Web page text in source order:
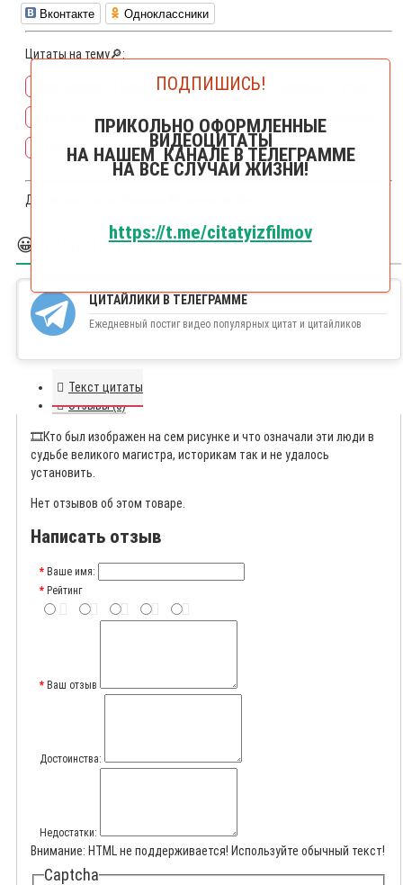
Вконтакте Одноклассники
Цитаты на тему🔎:
Григорий Горин толстой
воспоминания живопись художник
история амнезия фотография рисунок историки
Другие цитаты из фильма
😀 БОЛЬШЕ ЦИТАЙЛИКОВ
ЦИТАЙЛИКИ В ТЕЛЕГРАММЕ
Ежедневный постиг видео популярных цитат и цитайликов
Текст цитаты
Отзывы (0)
🎞️Кто был изображен на сем рисунке и что означали эти люди в
судьбе великого магистра, историкам так и не удалось
установить.
Нет отзывов об этом товаре.
Написать отзыв
Ваше имя:
Рейтинг
Ваш отзыв
Достоинства:
Недостатки:
Внимание: HTML не поддерживается! Используйте обычный текст!
Captcha
ПОДПИШИСЬ!
ПРИКОЛЬНО ОФОРМЛЕННЫЕ
ВИДЕОЦИТАТЫ
НА НАШЕМ КАНАЛЕ В ТЕЛЕГРАММЕ
НА ВСЕ СЛУЧАИ ЖИЗНИ!
https://t.me/citatyizfilmov